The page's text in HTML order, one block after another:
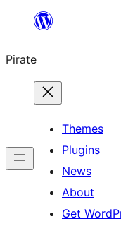
content
Pirate
Themes
Plugins
News
About
Get